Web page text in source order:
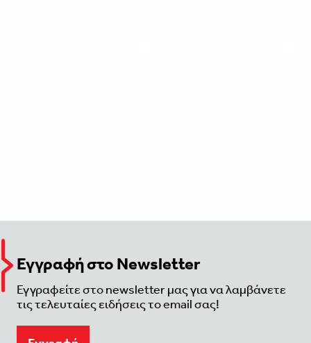
Εγγραφή στο Newsletter
Εγγραφείτε στο newsletter μας για να λαμβάνετε
τις τελευταίες ειδήσεις το email σας!